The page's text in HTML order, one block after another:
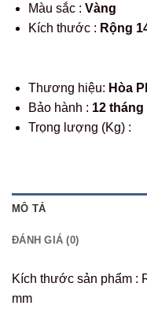
Màu sắc : Vàng
Kích thước : Rộng
Thương hiệu: Hòa
Bảo hành : 12 tháng
Trọng lượng (Kg) :
MÔ TẢ
ĐÁNH GIÁ (0)
Kích thước sản phẩm :
mm